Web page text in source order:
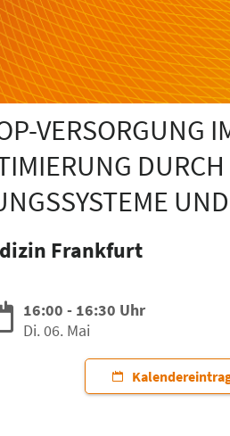
VERSORGUNG
Frankfurt
16:00 - 16:30 Uhr
Di. 06. Mai